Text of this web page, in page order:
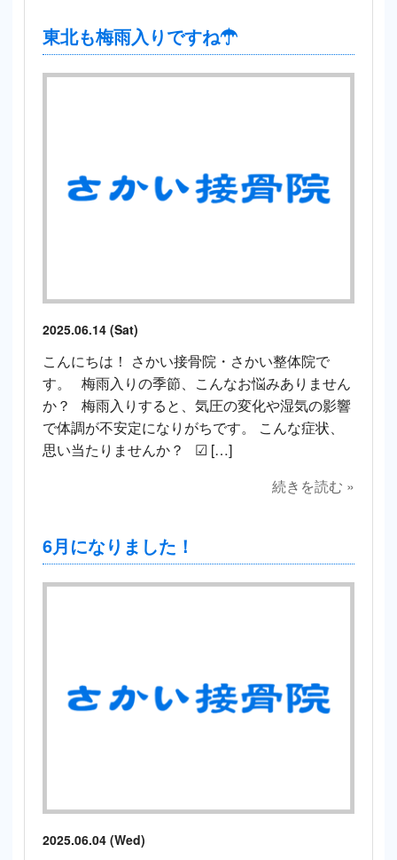
東北も梅雨入りですね☂
2025.06.14 (Sat)
こんにちは！ さかい接骨院・さかい整体院で
す。 梅雨入りの季節、こんなお悩みありません
か？ 梅雨入りすると、気圧の変化や湿気の影響
で体調が不安定になりがちです。 こんな症状、
思い当たりませんか？ ☑ […]
続きを読む »
6月になりました！
2025.06.04 (Wed)